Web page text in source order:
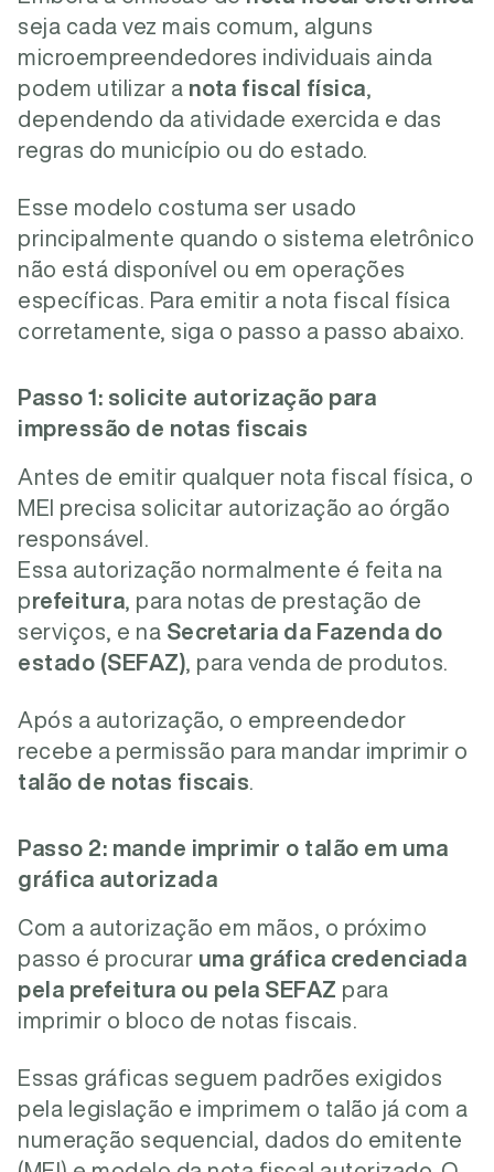
seja cada vez mais comum, alguns
microempreendedores individuais ainda
podem utilizar a nota fiscal física
dependendo da atividade exercida e das
regras do município ou do estado.
Esse modelo costuma ser usado
principalmente quando o sistema eletrônico
não está disponível ou em operações
específicas. Para emitir a nota fiscal física
corretamente, siga o passo a passo abaixo.
Passo 1: solicite autorização para
impressão de notas fiscais
Antes de emitir qualquer nota fiscal física, o
MEI precisa solicitar autorização ao órgão
responsável.
Essa autorização normalmente é feita na
prefeitura , para notas de prestação de
serviços, e na Secretaria da Fazenda do
estado (SEFAZ) , para venda de produtos.
Após a autorização, o empreendedor
recebe a permissão para mandar imprimir o
talão de notas fiscais
Passo 2: mande imprimir o talão em uma
gráfica autorizada
Com a autorização em mãos, o próximo
passo é procurar uma gráfica credenciada
pela prefeitura ou pela SEFAZ para
imprimir o bloco de notas fiscais.
Essas gráficas seguem padrões exigidos
pela legislação e imprimem o talão já com a
numeração sequencial, dados do emitente